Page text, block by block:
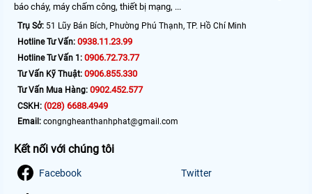
báo cháy, máy chấm công, thiết bị mạng, ...
Trụ Sở: 51 Lũy Bán Bích, Phường Phú Thạnh, TP. Hồ Chí Minh
Hotline Tư Vấn: 0938.11.23.99
Hotline Tư Vấn 1: 0906.72.73.77
Tư Vấn Kỹ Thuật: 0906.855.330
Tư Vấn Mua Hàng: 0902.452.577
CSKH: (028) 6688.4949
Email: congngheanthanhphat@gmail.com
Kết nối với chúng tôi
Facebook Twitter